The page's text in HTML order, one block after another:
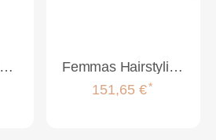
Femmas Leave-In Starterpaket
Femmas Hairstyling Starterpaket
151,65 €*